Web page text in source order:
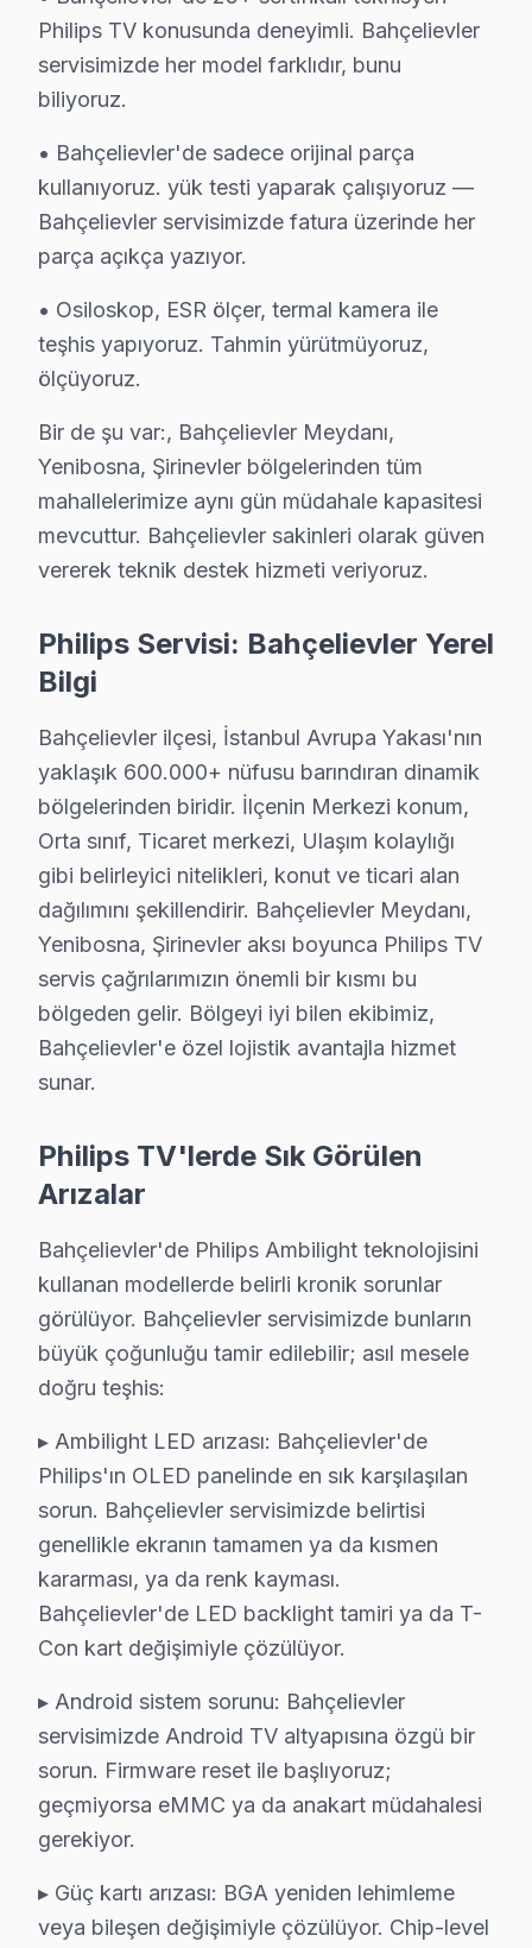
Philips Servisi Garanti ve Sonrası Destek
Bahçelievler Philips TV Servis Garanti Belgesi - 1 Yıl Parça
• 6 aylık işçilik güvencesi: Bahçelievler'de Philips
• Philips yedek parça garantisi: Bahçelievler'de
• İmzalı Philips garanti belgesi: Bahçelievler servis
• Bahçelievler Philips sonrası destek: Merak
Bahçelievler'de Philips Servis Karşılaştırma
Bahçelievler'de Philips servis talebini komşu bölgelerle
Metro ve Metrobüs ulaşım ağı sayesinde
Bahçelievler'nin Merkezi konum profili Philips akıllı
Bahçelievler Philips TV Servisi – Sık Sorulan
C: Bahçelievler'de arıza türüne göre değişir:
S: Fabrika Servis Philips yetkili servisi midir?
C: Bahçelievler'de resmi anlamda marka yetkili
S: Bahçelievler'de orijinal mi yoksa yan sanayi parça
C: Bahçelievler servisimizde yalnızca orijinal ve
S: Bahçelievler'de Philips televizyon paneli tamiri ne
C: Bahçelievler'de yazılım ve güç sorunları
S: Bahçelievler'de arıza tespiti ücretsiz mi?
C: Evet, Bahçelievler'de tamamen ücretsizdir. Teklif
S: Bahçelievler'de kapıya servis geliyor mu?
C: Evet, Bahçelievler genelinde ücretsiz kapıdan
S: Bahçelievler'de Philips ekran'lerde en sık
C: Bahçelievler servisimizde Philips Hue
C: Bahçelievler'de OLED 806/807 (4K Ambilight
S: Bahçelievler'de Philips akıllı TV Smart arayüzü
C: Bahçelievler servisimize başvurmadan önce
Bahçelievler'de Philips Hizmete Nasıl Ulaşılır?
Bahçelievler sakinleri için Philips televizyon servisi
Telefon: 0850 811 14 36
• Bahçelievler'de WhatsApp üzerinden de destek
• Bahçelievler genelinde aynı gün Philips televizyon
• Bahçelievler'ye belirlenen saatte bu marka uzmanı
Bahçelievler Yerinde Servis Detayları:
Kapıda ödeme seçeneğiyle gelin. 0850 811 14 36
Bahçelievler Philips Televizyon Servisi İçin
Bahçelievler'de Philips marka televizyonunuz
Bahçelievler Sektör Deneyimi: Bahçelievler ve çevre
Bahçelievler'de Profesyonel Garanti: Bahçelievler
bu marka Marka Eğitimi: Philips yetkili hizmet
Philips TV konusunda deneyimli. Bahçelievler
servisimizde her model farklıdır, bunu
biliyoruz.
• Bahçelievler'de sadece orijinal parça
kullanıyoruz. yük testi yaparak çalışıyoruz —
Bahçelievler servisimizde fatura üzerinde her
parça açıkça yazıyor.
• Osiloskop, ESR ölçer, termal kamera ile
teşhis yapıyoruz. Tahmin yürütmüyoruz,
ölçüyoruz.
Bir de şu var:, Bahçelievler Meydanı,
Yenibosna, Şirinevler bölgelerinden tüm
mahallelerimize aynı gün müdahale kapasitesi
mevcuttur. Bahçelievler sakinleri olarak güven
vererek teknik destek hizmeti veriyoruz.
Philips Servisi: Bahçelievler Yerel
Bilgi
Bahçelievler ilçesi, İstanbul Avrupa Yakası'nın
yaklaşık 600.000+ nüfusu barındıran dinamik
bölgelerinden biridir. İlçenin Merkezi konum,
Orta sınıf, Ticaret merkezi, Ulaşım kolaylığı
gibi belirleyici nitelikleri, konut ve ticari alan
dağılımını şekillendirir. Bahçelievler Meydanı,
Yenibosna, Şirinevler aksı boyunca Philips TV
servis çağrılarımızın önemli bir kısmı bu
bölgeden gelir. Bölgeyi iyi bilen ekibimiz,
Bahçelievler'e özel lojistik avantajla hizmet
sunar.
Philips TV'lerde Sık Görülen
Arızalar
Bahçelievler'de Philips Ambilight teknolojisini
kullanan modellerde belirli kronik sorunlar
görülüyor. Bahçelievler servisimizde bunların
büyük çoğunluğu tamir edilebilir; asıl mesele
doğru teşhis:
▸ Ambilight LED arızası: Bahçelievler'de
Philips'ın OLED panelinde en sık karşılaşılan
sorun. Bahçelievler servisimizde belirtisi
genellikle ekranın tamamen ya da kısmen
kararması, ya da renk kayması.
Bahçelievler'de LED backlight tamiri ya da T-
Con kart değişimiyle çözülüyor.
▸ Android sistem sorunu: Bahçelievler
servisimizde Android TV altyapısına özgü bir
sorun. Firmware reset ile başlıyoruz;
geçmiyorsa eMMC ya da anakart müdahalesi
gerekiyor.
▸ Güç kartı arızası: BGA yeniden lehimleme
veya bileşen değişimiyle çözülüyor. Chip-level